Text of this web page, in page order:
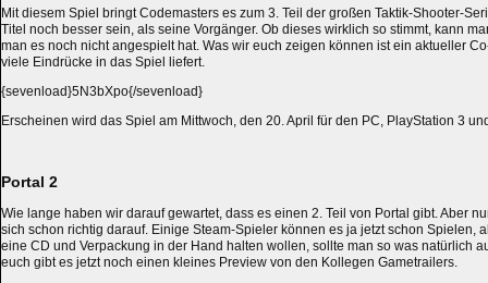
Mit diesem Spiel bringt Codemasters es zum 3. Teil der großen Taktik-Shooter-
Titel noch besser sein, als seine Vorgänger. Ob dieses wirklich so stimmt, kann
man es noch nicht angespielt hat. Was wir euch zeigen können ist ein aktueller
viele Eindrücke in das Spiel liefert.
{sevenload}5N3bXpo{/sevenload}
Erscheinen wird das Spiel am Mittwoch, den 20. April für den PC, PlayStation 3
Portal 2
Wie lange haben wir darauf gewartet, dass es einen 2. Teil von Portal gibt. Aber
sich schon richtig darauf. Einige Steam-Spieler können es ja jetzt schon Spielen,
eine CD und Verpackung in der Hand halten wollen, sollte man so was natürlich
euch gibt es jetzt noch einen kleines Preview von den Kollegen Gametrailers.